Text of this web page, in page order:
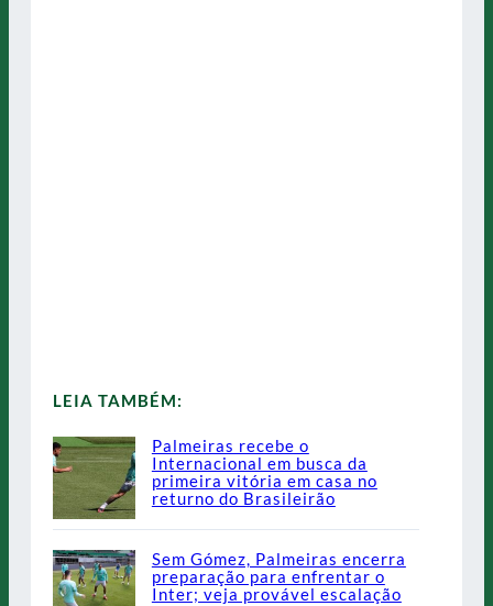
LEIA TAMBÉM:
Palmeiras recebe o
Internacional em busca da
primeira vitória em casa no
returno do Brasileirão
Sem Gómez, Palmeiras encerra
preparação para enfrentar o
Inter; veja provável escalação